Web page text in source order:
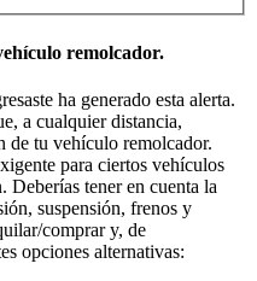
remolcador.
ha generado esta alerta.
a cualquier distancia,
de tu vehículo remolcador.
para ciertos vehículos
Deberías tener en cuenta la
suspensión, frenos y
comprar y, de
opciones alternativas: